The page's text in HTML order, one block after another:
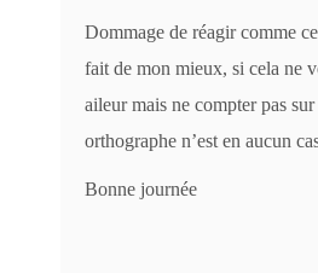
Dommage de réagir comme
fait de mon mieux, si cela ne
aileur mais ne compter pas
orthographe n’est en aucun
Bonne journée